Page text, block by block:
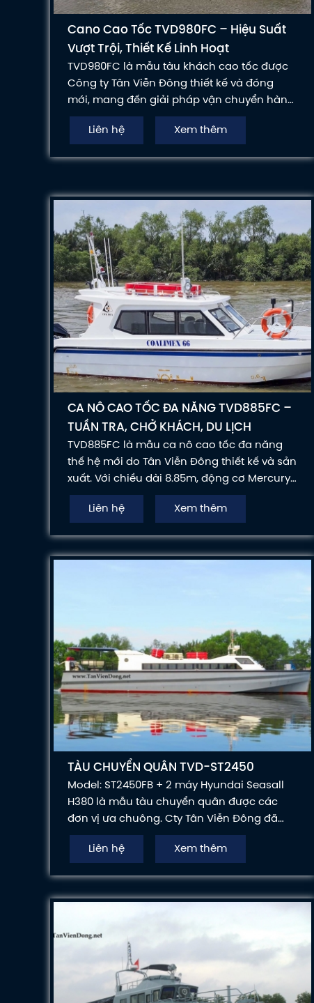
Cano Cao Tốc TVD980FC – Hiệu Suất
Vượt Trội, Thiết Kế Linh Hoạt
TVD980FC là mẫu tàu khách cao tốc được
Công ty Tân Viễn Đông thiết kế và đóng
mới, mang đến giải pháp vận chuyển hành
khách hiệu quả cho các hoạt động du lịch,
công tác và dịch vụ trên biển. Với kết cấu
Liên hệ Xem thêm
CA NÔ CAO TỐC ĐA NĂNG TVD885FC –
TUẦN TRA, CHỞ KHÁCH, DU LỊCH
TVD885FC là mẫu ca nô cao tốc đa năng
thế hệ mới do Tân Viễn Đông thiết kế và sản
xuất. Với chiều dài 8.85m, động cơ Mercury
300HP mạnh mẽ, vỏ composite và trang bị
hiện đại, TVD885FC là giải pháp lý tưởng
nhân viên và vận tải hành khách đường
Liên hệ Xem thêm
TÀU CHUYỂN QUÂN TVD-ST2450
Model: ST2450FB + 2 máy Hyundai Seasall
H380 là mẫu tàu chuyển quân được các
đơn vị ưa chuông. Cty Tân Viễn Đông đã
bàn giao mẫu tàu này cho BCH Quân Sự
Tỉnh Kiên Giang.
Liên hệ Xem thêm